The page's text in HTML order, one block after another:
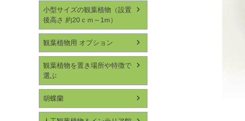
小型サイズの観葉植物（設置
後高さ 約20ｃｍ～1m）
観葉植物用 オプション
観葉植物を置き場所や特徴で
選ぶ
胡蝶蘭